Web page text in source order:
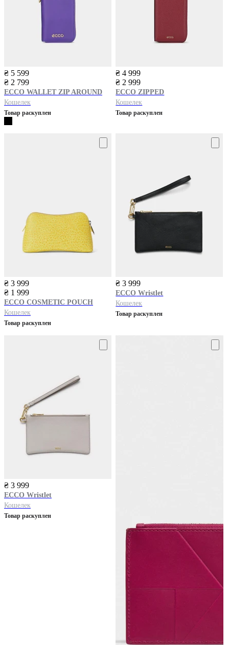
₴ 5 599
₴ 2 799
ECCO WALLET ZIP AROUND
Кошелек
Товар раскуплен
₴ 4 999
₴ 2 999
ECCO ZIPPED
Кошелек
Товар раскуплен
₴ 3 999
₴ 1 999
ECCO COSMETIC POUCH
Кошелек
Товар раскуплен
₴ 3 999
ECCO Wristlet
Кошелек
Товар раскуплен
₴ 3 999
ECCO Wristlet
Кошелек
Товар раскуплен